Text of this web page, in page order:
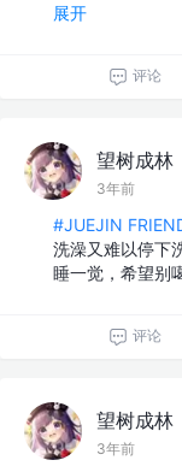
展开
评论
望树成林
3年前
#JUEJIN
洗澡又难以停下
睡一觉，希望别
评论
望树成林
3年前